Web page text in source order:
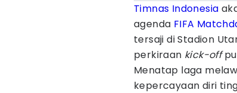
Timnas Indonesia
agenda FIFA
tersaji di Stadion
perkiraan kick-off
Menatap laga
kepercayaan diri